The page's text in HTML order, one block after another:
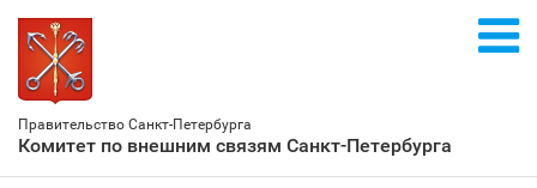
Правительство Санкт‑Петербурга
Комитет по внешним связям Санкт‑Петербурга